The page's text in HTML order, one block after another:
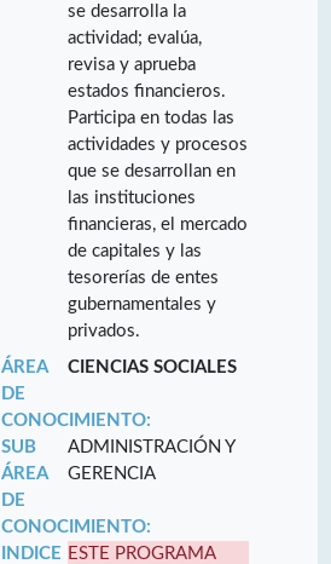
se desarrolla la
actividad; evalúa,
revisa y aprueba
estados financieros.
Participa en todas las
actividades y procesos
que se desarrollan en
las instituciones
financieras, el mercado
de capitales y las
tesorerías de entes
gubernamentales y
privados.
ÁREA
DE
CONOCIMIENTO:
CIENCIAS SOCIALES
SUB
ÁREA
DE
CONOCIMIENTO:
ADMINISTRACIÓN Y
GERENCIA
INDICE ESTE PROGRAMA